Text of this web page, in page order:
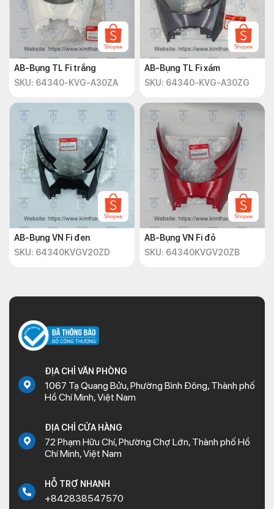
AB-Bụng TL Fi trắng
SKU: 64340-KVG-A30ZA
AB-Bụng TL Fi xám
SKU: 64340-KVG-A30ZG
AB-Bụng VN Fi đen
SKU: 64340KVGV20ZD
AB-Bụng VN Fi đỏ
SKU: 64340KVGV20ZB
ĐỊA CHỈ VĂN PHÒNG
1067 Tạ Quang Bửu, Phường Bình Đông, Thành phố
Hồ Chí Minh, Việt Nam
ĐỊA CHỈ CỬA HÀNG
72 Phạm Hữu Chí, Phường Chợ Lớn, Thành phố Hồ
Chí Minh, Việt Nam
HỖ TRỢ NHANH
+842838547570